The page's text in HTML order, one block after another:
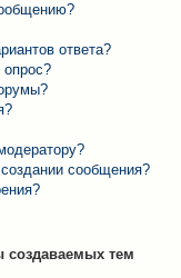
ответа?
опрос?
сообщения?
тем